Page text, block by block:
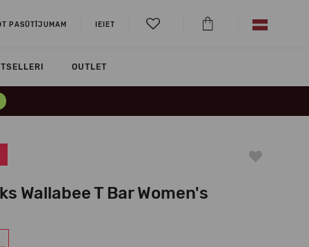
PASŪTĪJUMAM IEIET
OUTLET
Wallabee T Bar Women's